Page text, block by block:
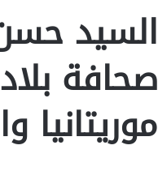
السيد
صحافة
موريتانيا